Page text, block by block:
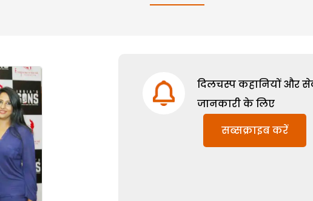
दिलचस्प कहानियों और
जानकारी के लिए
सब्सक्राइब करें